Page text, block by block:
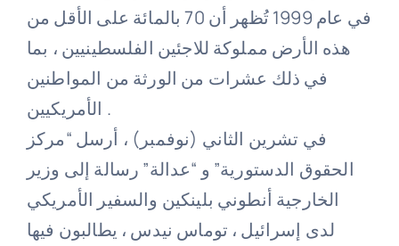
في عام 1999 تُظهر أن 70 بالمائة على الأقل من
هذه الأرض مملوكة للاجئين الفلسطينيين ، بما
في ذلك عشرات من الورثة من المواطنين
الأمريكيين .
في تشرين الثاني (نوفمبر) ، أرسل “مركز
الحقوق الدستورية” و “عدالة” رسالة إلى وزير
الخارجية أنطوني بلينكين والسفير الأمريكي
لدى إسرائيل ، توماس نيدس ، يطالبون فيها